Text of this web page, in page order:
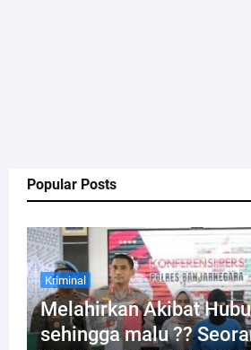
Popular Posts
Kriminal
Melahirkan Akibat
sehingga malu ??